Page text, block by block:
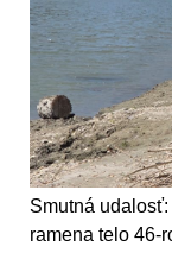
Smutná
ramena telo 46-